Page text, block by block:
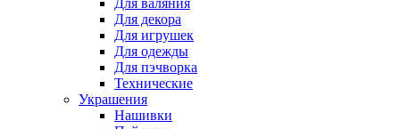
Для валяния
Для декора
Для игрушек
Для одежды
Для пэчворка
Технические
Украшения
Нашивки